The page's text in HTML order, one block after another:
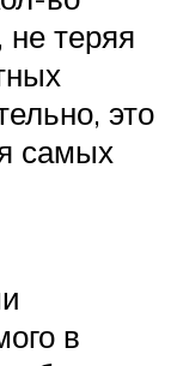
не теряя
это
самых
в